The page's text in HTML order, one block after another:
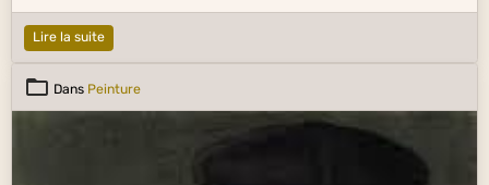
Lire la suite
Dans Peinture